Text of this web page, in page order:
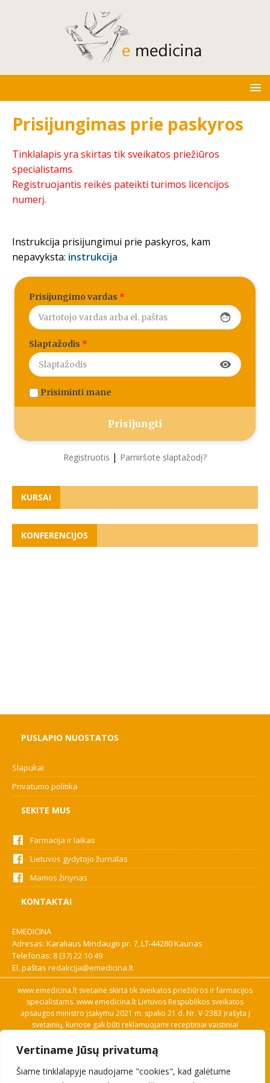
Vertiname Jūsų privatumą
Šiame tinklalapyje naudojame "cookies", kad galėtume
Prisijungimas prie paskyros
Tinklalapis yra skirtas tik sveikatos priežiūros
specialistams.
Registruojantis reikės pateikti turimos licencijos
numerį.
Instrukcija prisijungimui prie paskyros, kam
nepavyksta: instrukcija
Prisijungimo vardas *
face
Slaptažodis *
visibility
Prisiminti mane
Registruotis | Pamiršote slaptažodį?
KURSAI
KONFERENCIJOS
PUSLAPIO NUOSTATOS
Slapukai
Privatumo politika
SEKITE MUS
Farmacija ir laikas
Lietuvos gydytojo žurnalas
Mamos žinynas
KONTAKTAI
EMEDICINA
Adresas: Karaliaus Mindaugo pr. 7, LT-44280 Kaunas
Telefonas: 8 (37) 22 10 49
El. paštas redakcija@emedicina.lt
www.emedicina.lt svetainė skirta tik sveikatos priežiūros ir farmacijos
specialistams. www.emedicina.lt Lietuvos Respublikos sveikatos
apsaugos ministro įsakymu 2021 m. spalio 21 d. Nr. V-2383 įrašyta į
svetainių, kuriose gali būti reklamuojami receptiniai vaistiniai
savo profesinę kvalifikaciją. Naudingos nuorodos: Vaistų ir medicinos
pagalbos priemonių kainų paieška, VVKT tinklalapis, Sveikatos
priežiūros ar farmacijos specialisto pranešimo apie įtariamą